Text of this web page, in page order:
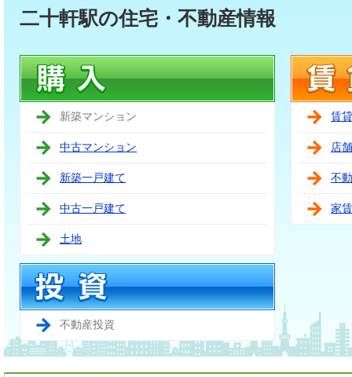
二十軒駅の住宅・不動産情報
新築マンション
中古マンション
新築一戸建て
中古一戸建て
土地
不動産投資
賃
店
不
家